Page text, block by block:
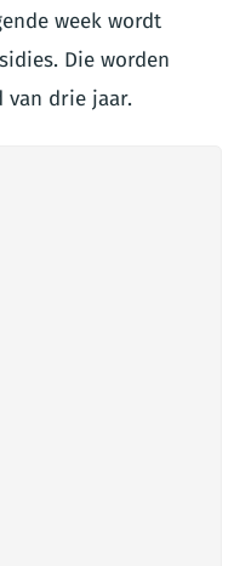
week wordt
Die worden
drie jaar.